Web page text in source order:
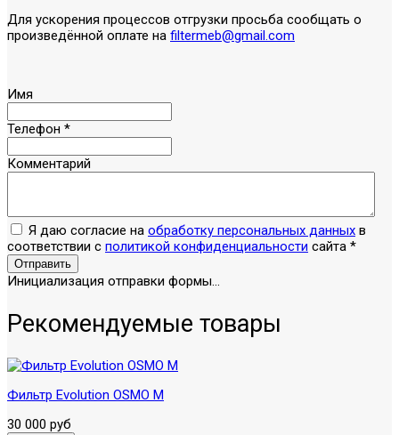
Для ускорения процессов отгрузки просьба сообщать о
произведённой оплате на filtermeb@gmail.com
Имя
Телефон *
Комментарий
Я даю согласие на обработку персональных данных в
соответствии с политикой конфиденциальности сайта *
Отправить
Инициализация отправки формы...
Рекомендуемые товары
Фильтр Evolution OSMO M
30 000 руб